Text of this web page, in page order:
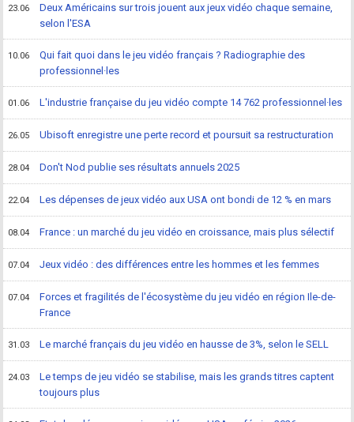
23.06
Deux Américains sur trois jouent aux jeux vidéo chaque semaine,
selon l'ESA
10.06
Qui fait quoi dans le jeu vidéo français ? Radiographie des
professionnel·les
01.06 L'industrie française du jeu vidéo compte 14 762 professionnel·les
26.05 Ubisoft enregistre une perte record et poursuit sa restructuration
28.04 Don't Nod publie ses résultats annuels 2025
22.04 Les dépenses de jeux vidéo aux USA ont bondi de 12 % en mars
08.04 France : un marché du jeu vidéo en croissance, mais plus sélectif
07.04 Jeux vidéo : des différences entre les hommes et les femmes
07.04
Forces et fragilités de l'écosystème du jeu vidéo en région Ile-de-
France
31.03 Le marché français du jeu vidéo en hausse de 3%, selon le SELL
24.03
Le temps de jeu vidéo se stabilise, mais les grands titres captent
toujours plus